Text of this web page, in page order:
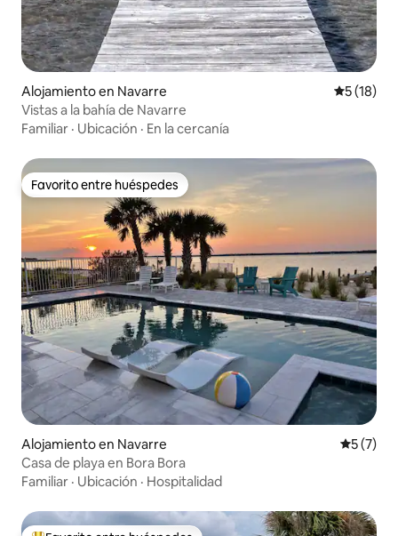
Alojamiento en Navarre
5 (18)
Vistas a la bahía de Navarre
Familiar · Ubicación · En la cercanía
Favorito entre huéspedes
Favorito entre huéspedes
Alojamiento en Navarre
5 (7)
Casa de playa en Bora Bora
Familiar · Ubicación · Hospitalidad